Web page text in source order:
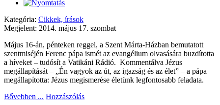
Kategória: Cikkek, írások
Megjelent: 2014. május 17. szombat
Május 16-án, pénteken reggel, a Szent Márta-Házban bemutatott
szentmiséjén Ferenc pápa ismét az evangélium olvasására buzdította
a híveket – tudósít a Vatikáni Rádió. Kommentálva Jézus
megállapítását – „Én vagyok az út, az igazság és az élet” – a pápa
megállapította: Jézus megismerése életünk legfontosabb feladata.
Bővebben ... Hozzászólás